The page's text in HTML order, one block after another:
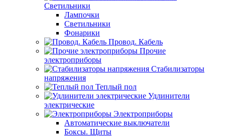
Светильники
Лампочки
Светильники
Фонарики
Провод. Кабель
Прочие
электроприборы
Стабилизаторы
напряжения
Теплый пол
Удлинители
электрические
Электроприборы
Автоматические выключатели
Боксы. Щиты